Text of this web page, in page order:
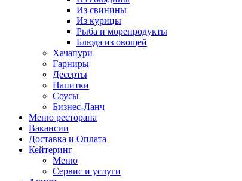
Из свинины
Из курицы
Рыба и морепродукты
Блюда из овощей
Хачапури
Гарниры
Десерты
Напитки
Соусы
Бизнес-Ланч
Меню ресторана
Вакансии
Доставка и Оплата
Кейтеринг
Меню
Сервис и услуги